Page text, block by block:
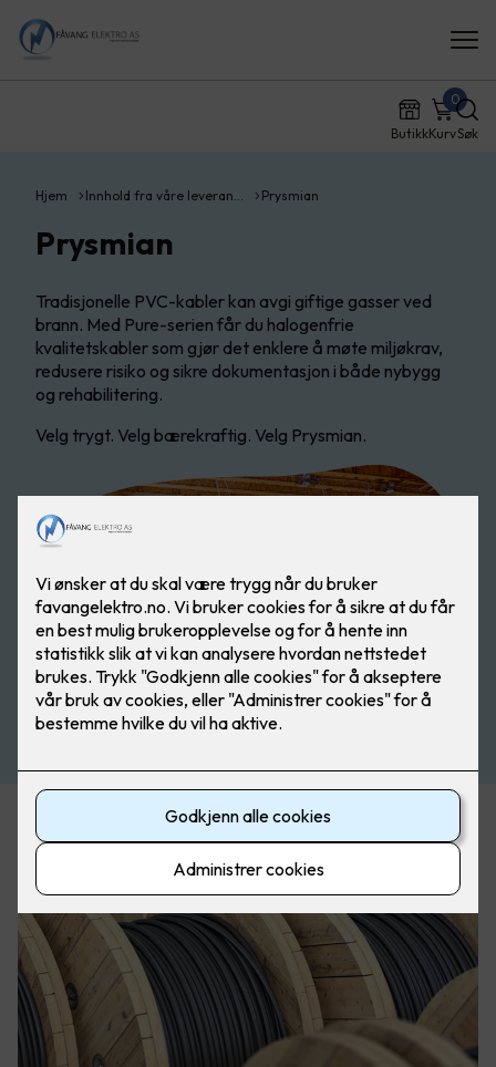
ButikkKurv
0
Søk
Hjem Innhold fra våre leveran… Prysmian
Prysmian
Tradisjonelle PVC-kabler kan avgi giftige gasser ved
brann. Med Pure-serien får du halogenfrie
kvalitetskabler som gjør det enklere å møte miljøkrav,
redusere risiko og sikre dokumentasjon i både nybygg
og rehabilitering.
Velg trygt. Velg bærekraftig. Velg Prysmian.